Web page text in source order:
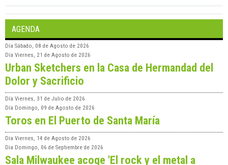
AGENDA
Día Sábado, 08 de Agosto de 2026
Día Viernes, 21 de Agosto de 2026
Urban Sketchers en la Casa de Hermandad del
Dolor y Sacrificio
Día Viernes, 31 de Julio de 2026
Día Domingo, 09 de Agosto de 2026
Toros en El Puerto de Santa María
Día Viernes, 14 de Agosto de 2026
Día Domingo, 06 de Septiembre de 2026
Sala Milwaukee acoge 'El rock y el metal a